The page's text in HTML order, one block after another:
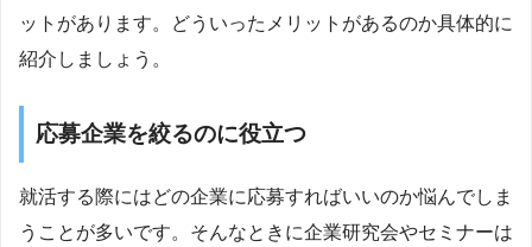
ットがあります。どういったメリットがあるのか具体的に
紹介しましょう。
応募企業を絞るのに役立つ
就活する際にはどの企業に応募すればいいのか悩んでしま
うことが多いです。そんなときに企業研究会やセミナーは